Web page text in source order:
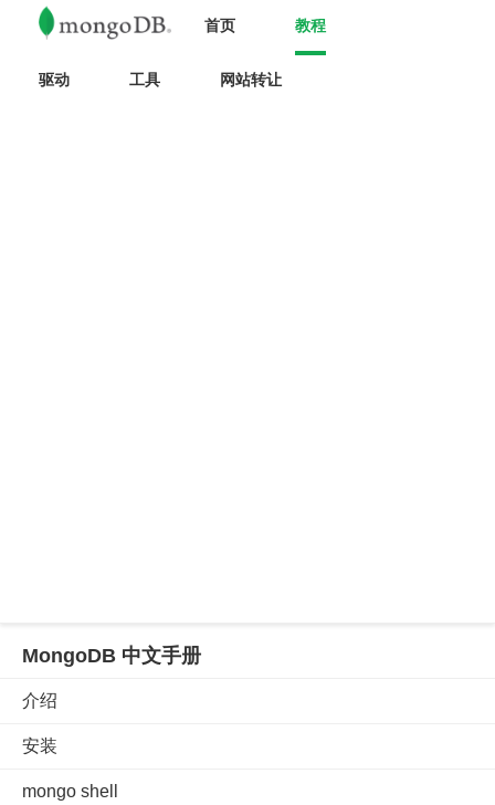
首页 教程
驱动 工具 网站转让
MongoDB 中文手册
介绍
安装
mongo shell